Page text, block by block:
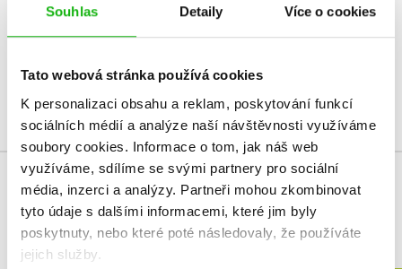
Souhlas Detaily Více o cookies
Tato webová stránka používá cookies
K personalizaci obsahu a reklam, poskytování funkcí
sociálních médií a analýze naší návštěvnosti využíváme
soubory cookies. Informace o tom, jak náš web
využíváme, sdílíme se svými partnery pro sociální
média, inzerci a analýzy. Partneři mohou zkombinovat
tyto údaje s dalšími informacemi, které jim byly
poskytnuty, nebo které poté následovaly, že používáte
jejich služby.
Vaše hodnocení
Přihlásit
MOHLO BY VÁS TAKÉ ZAJÍMAT